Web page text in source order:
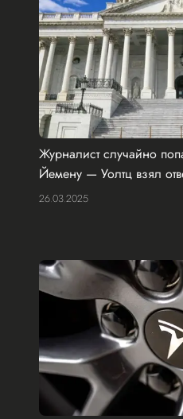
Журналист случайно
Йемену — Уолтц взял
26.03.2025